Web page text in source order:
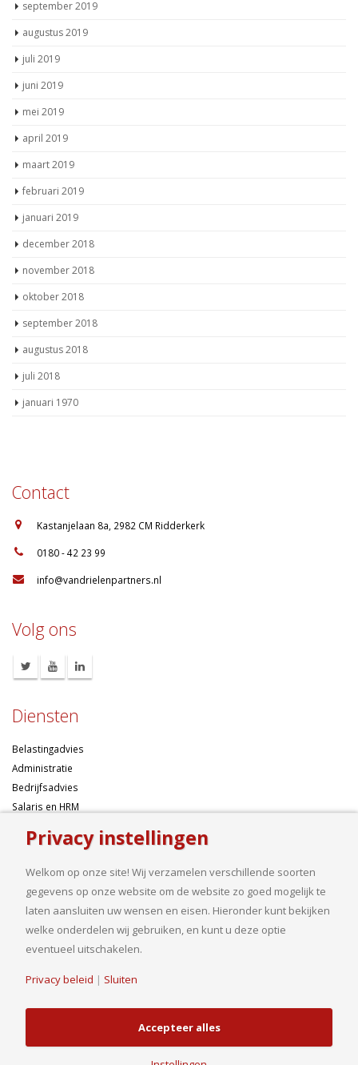
september 2019
augustus 2019
juli 2019
juni 2019
mei 2019
april 2019
maart 2019
februari 2019
januari 2019
december 2018
november 2018
oktober 2018
september 2018
augustus 2018
juli 2018
januari 1970
Contact
Kastanjelaan 8a, 2982 CM Ridderkerk
0180 - 42 23 99
info@vandrielenpartners.nl
Volg ons
Diensten
Belastingadvies
Administratie
Bedrijfsadvies
Salaris en HRM
Algemene voorwaarden
Over ons
Ondernemen betekent risico’s nemen, maar dan liefst wel zo
samengesteld mogelijk. Of u nu een onderneming wilt starten met een
goed financieel plan, uw bedrijf wilt uitbreiden op basis van gedegen
nodig heeft, bij ons bent u aan het goede adres.
© Copyright 2019. Van Driel en Partners B.V.| Realisatie
Privacy instellingen
Welkom op onze site! Wij verzamelen verschillende soorten
gegevens op onze website om de website zo goed mogelijk te
laten aansluiten uw wensen en eisen. Hieronder kunt bekijken
welke onderdelen wij gebruiken, en kunt u deze optie
eventueel uitschakelen.
Privacy beleid | Sluiten
Accepteer alles